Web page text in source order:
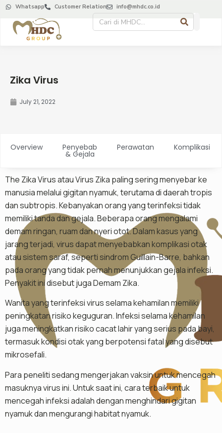
Whatsapp Customer Relation info@mhdc.co.id
Zika Virus
July 21, 2022
Overview Penyebab
& Gejala
Perawatan Komplikasi
The Zika Virus atau Virus Zika paling sering menyebar ke
manusia melalui gigitan nyamuk, terutama di daerah tropis
dan subtropis. Kebanyakan orang yang terinfeksi tidak
memiliki tanda dan gejala. Beberapa orang mengalami
demam ringan, ruam dan nyeri otot. Dalam kasus yang
jarang terjadi, virus dapat menyebabkan komplikasi otak
atau sistem saraf, seperti sindrom Guillain-Barre, bahkan
pada orang yang tidak pernah menunjukkan gejala infeksi.
Penyakit ini disebut juga Demam Zika.
Wanita yang terinfeksi virus selama kehamilan memiliki
peningkatan risiko keguguran. Infeksi selama kehamilan
juga meningkatkan risiko cacat lahir yang serius pada bayi,
termasuk kondisi otak yang berpotensi fatal yang disebut
mikrosefali.
Para peneliti sedang mengerjakan vaksin untuk mencegah
masuknya virus ini. Untuk saat ini, cara terbaik untuk
mencegah infeksi adalah dengan menghindari gigitan
nyamuk dan mengurangi habitat nyamuk.